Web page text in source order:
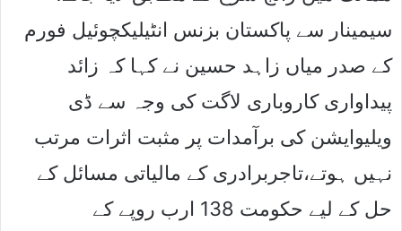
سیمینار سے پاکستان بزنس انٹیلیکچوئیل فورم
کے صدر میاں زاہد حسین نے کہا کہ زائد
پیداواری کاروباری لاگت کی وجہ سے ڈی
ویلیوایشن کی برآمدات پر مثبت اثرات مرتب
نہیں ہوتے،تاجربرادری کے مالیاتی مسائل کے
حل کے لیے حکومت 138 ارب روپے کے